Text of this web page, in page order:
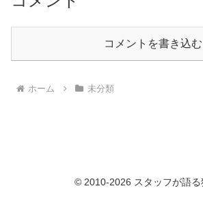
コメントを書き込む
ホーム 未分類
© 2010-2026 スタッフが語る